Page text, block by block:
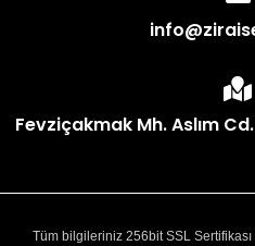
Fevziçakmak Mh. Aslım
Tüm bilgileriniz 256bit SSL